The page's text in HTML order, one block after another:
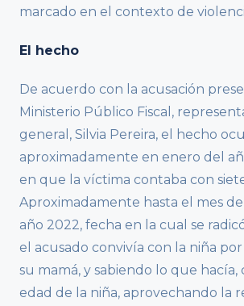
marcado en el contexto de
El hecho
De acuerdo con la acusación
Ministerio Público Fiscal,
general, Silvia Pereira, el hecho
aproximadamente en enero del
en que la víctima contaba con
Aproximadamente hasta el mes
año 2022, fecha en la cual se
el acusado convivía con la niña
su mamá, y sabiendo lo que hacía,
edad de la niña, aprovechando la